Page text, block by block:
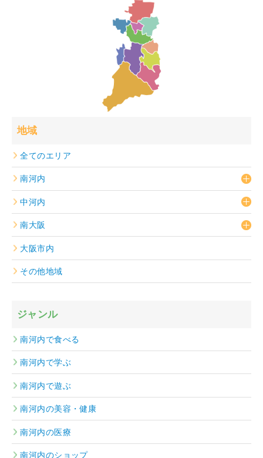
地域
全てのエリア
南河内
中河内
南大阪
大阪市内
その他地域
ジャンル
南河内で食べる
南河内で学ぶ
南河内で遊ぶ
南河内の美容・健康
南河内の医療
南河内のショップ